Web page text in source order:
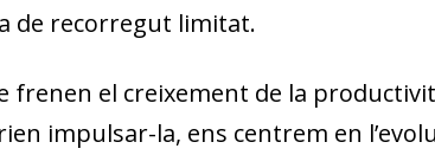
de recorregut limitat.
frenen el creixement de la
impulsar-la, ens centrem en